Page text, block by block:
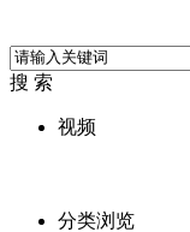
搜 索
视频
分类浏览